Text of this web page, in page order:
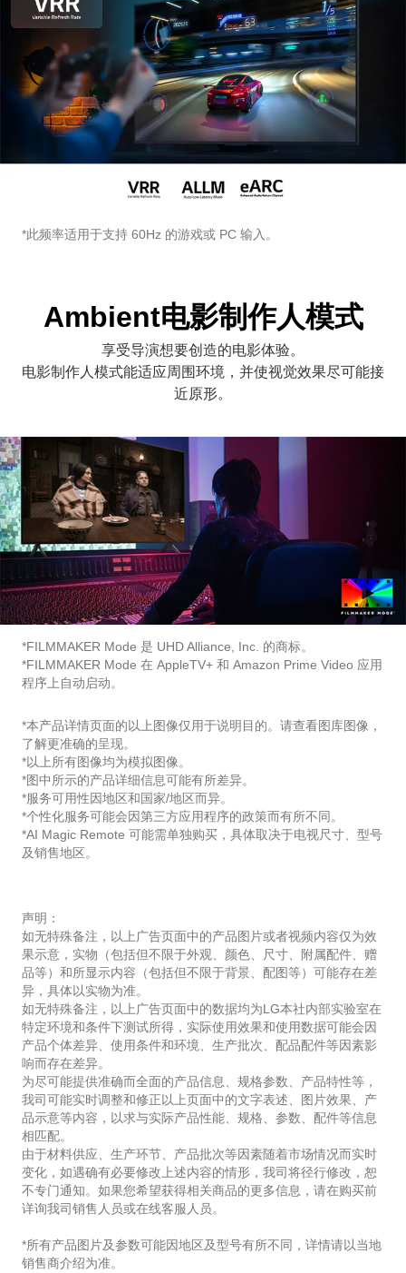
*此频率适用于支持 60Hz 的游戏或 PC 输入。
Ambient电影制作人模式
享受导演想要创造的电影体验。
电影制作人模式能适应周围环境，并使视觉效果尽可能接
近原形。
*FILMMAKER Mode 是 UHD Alliance, Inc. 的商标。
*FILMMAKER Mode 在 AppleTV+ 和 Amazon Prime Video 应用
程序上自动启动。
*本产品详情页面的以上图像仅用于说明目的。请查看图库图像，
了解更准确的呈现。
*以上所有图像均为模拟图像。
*图中所示的产品详细信息可能有所差异。
*服务可用性因地区和国家/地区而异。
*个性化服务可能会因第三方应用程序的政策而有所不同。
*AI Magic Remote 可能需单独购买，具体取决于电视尺寸、型号
及销售地区。
声明：
如无特殊备注，以上广告页面中的产品图片或者视频内容仅为效
果示意，实物（包括但不限于外观、颜色、尺寸、附属配件、赠
品等）和所显示内容（包括但不限于背景、配图等）可能存在差
异，具体以实物为准。
如无特殊备注，以上广告页面中的数据均为LG本社内部实验室在
特定环境和条件下测试所得，实际使用效果和使用数据可能会因
产品个体差异、使用条件和环境、生产批次、配品配件等因素影
响而存在差异。
为尽可能提供准确而全面的产品信息、规格参数、产品特性等，
我司可能实时调整和修正以上页面中的文字表述、图片效果、产
品示意等内容，以求与实际产品性能、规格、参数、配件等信息
相匹配。
由于材料供应、生产环节、产品批次等因素随着市场情况而实时
变化，如遇确有必要修改上述内容的情形，我司将径行修改，恕
不专门通知。如果您希望获得相关商品的更多信息，请在购买前
详询我司销售人员或在线客服人员。
*所有产品图片及参数可能因地区及型号有所不同，详情请以当地
销售商介绍为准。